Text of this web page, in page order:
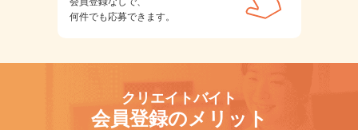
何件でも応募できます。
クリエイトバイト
会員登録のメリット